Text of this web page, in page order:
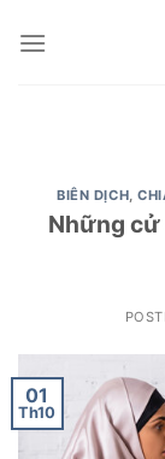
BIÊN DỊCH,
Những cử
01
Th10